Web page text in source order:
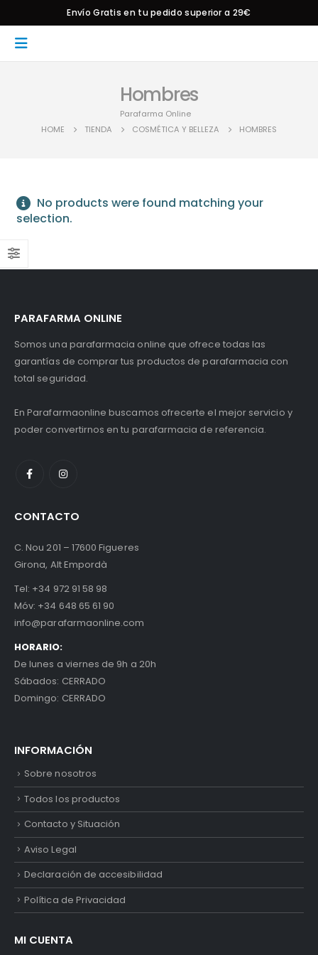
Envío Gratis en tu pedido superior a 29€
Hombres
Parafarma Online
HOME
TIENDA COSMÉTICA Y BELLEZA HOMBRES
No products were found matching your
selection.
PARAFARMA ONLINE
Somos una parafarmacia online que ofrece todas las
garantías de comprar tus productos de parafarmacia con
total seguridad.
En Parafarmaonline buscamos ofrecerte el mejor servicio y
poder convertirnos en tu parafarmacia de referencia.
CONTACTO
C. Nou 201 – 17600 Figueres
Girona, Alt Empordà
Tel: +34 972 91 58 98
Móv: +34 648 65 61 90
info@parafarmaonline.com
HORARIO:
De lunes a viernes de 9h a 20h
Sábados: CERRADO
Domingo: CERRADO
INFORMACIÓN
Sobre nosotros
Todos los productos
Contacto y Situación
Aviso Legal
Declaración de accesibilidad
Política de Privacidad
MI CUENTA